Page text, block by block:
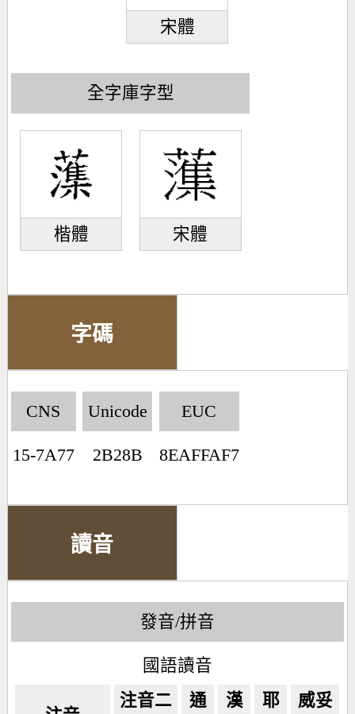
宋體
全字庫字型
楷體 宋體
字碼
CNS
15-7A77
Unicode
2B28B
EUC
8EAFFAF7
讀音
發音/拼音
國語讀音
注音二 通 漢 耶 威妥